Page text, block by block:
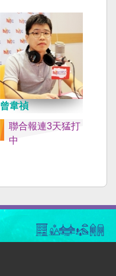
曾韋禎
聯合報連3天猛打
中